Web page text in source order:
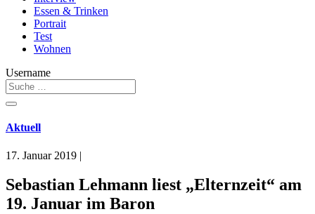
Essen & Trinken
Portrait
Test
Wohnen
Username
Aktuell
17. Januar 2019 |
Sebastian Lehmann liest „Elternzeit“ am
19. Januar im Baron